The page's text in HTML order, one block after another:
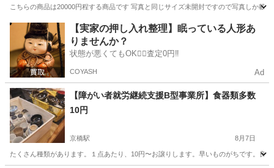
こちらの商品は20000円程する商品です 写真と同じサイズ未開封ですので写真しか載
大阪 岸和田市 有楽町駅 その他 プランター
【実家の押し入れ整理】眠っている人形あ
りませんか？
状態が悪くてもOK🙆‍♀️査定0円‼️
COYASH Ad
【障がい者就労継続支援B型事業所】食器類多数
10円
京橋駅 8月7日
たくさん種類があります。１点あたり、10円〜お譲りします。早いものがちです。良